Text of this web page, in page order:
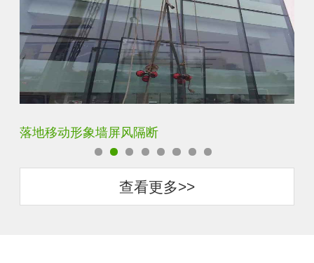
形象墙屏风隔断
查看更多>>